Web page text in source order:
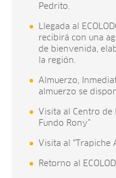
Pedrito.
Llegada al
recibirá con una
de bienvenida,
la región.
Almuerzo,
almuerzo se
Visita al Centro de
Fundo Rony”
Visita al “Trapiche
Retorno al